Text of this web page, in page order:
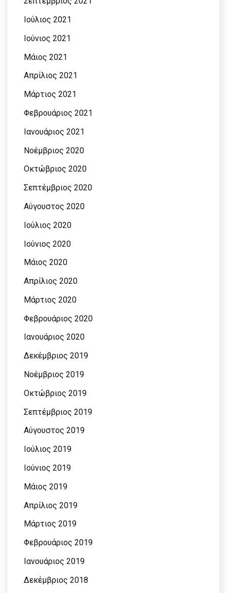
Ιούλιος 2021
Ιούνιος 2021
Μάιος 2021
Απρίλιος 2021
Μάρτιος 2021
Φεβρουάριος 2021
Ιανουάριος 2021
Νοέμβριος 2020
Οκτώβριος 2020
Σεπτέμβριος 2020
Αύγουστος 2020
Ιούλιος 2020
Ιούνιος 2020
Μάιος 2020
Απρίλιος 2020
Μάρτιος 2020
Φεβρουάριος 2020
Ιανουάριος 2020
Δεκέμβριος 2019
Νοέμβριος 2019
Οκτώβριος 2019
Σεπτέμβριος 2019
Αύγουστος 2019
Ιούλιος 2019
Ιούνιος 2019
Μάιος 2019
Απρίλιος 2019
Μάρτιος 2019
Φεβρουάριος 2019
Ιανουάριος 2019
Δεκέμβριος 2018